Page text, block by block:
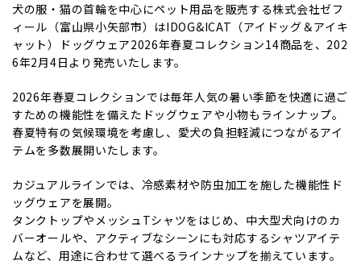
犬の服・猫の首輪を中心にペット用品を販売する株式会社ゼフ
ィール（富山県小矢部市）はIDOG&ICAT（アイドッグ＆アイキ
ャット）ドッグウェア2026年春夏コレクション14商品を、202
6年2月4日より発売いたします。
2026年春夏コレクションでは毎年人気の暑い季節を快適に過ご
すための機能性を備えたドッグウェアや小物もラインナップ。
春夏特有の気候環境を考慮し、愛犬の負担軽減につながるアイ
テムを多数展開いたします。
カジュアルラインでは、冷感素材や防虫加工を施した機能性ド
ッグウェアを展開。
タンクトップやメッシュTシャツをはじめ、中大型犬向けのカ
バーオールや、アクティブなシーンにも対応するシャツアイテ
ムなど、用途に合わせて選べるラインナップを揃えています。